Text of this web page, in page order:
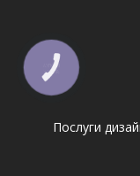
Послуги
КНОПКА
ЗВ'ЯЗКУ